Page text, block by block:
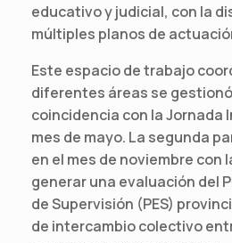
educativo y judicial, con la
múltiples planos de
Este espacio de trabajo
diferentes áreas se gestionó
coincidencia con la Jornada
mes de mayo. La segunda
en el mes de noviembre con
generar una evaluación del
de Supervisión (PES)
de intercambio colectivo